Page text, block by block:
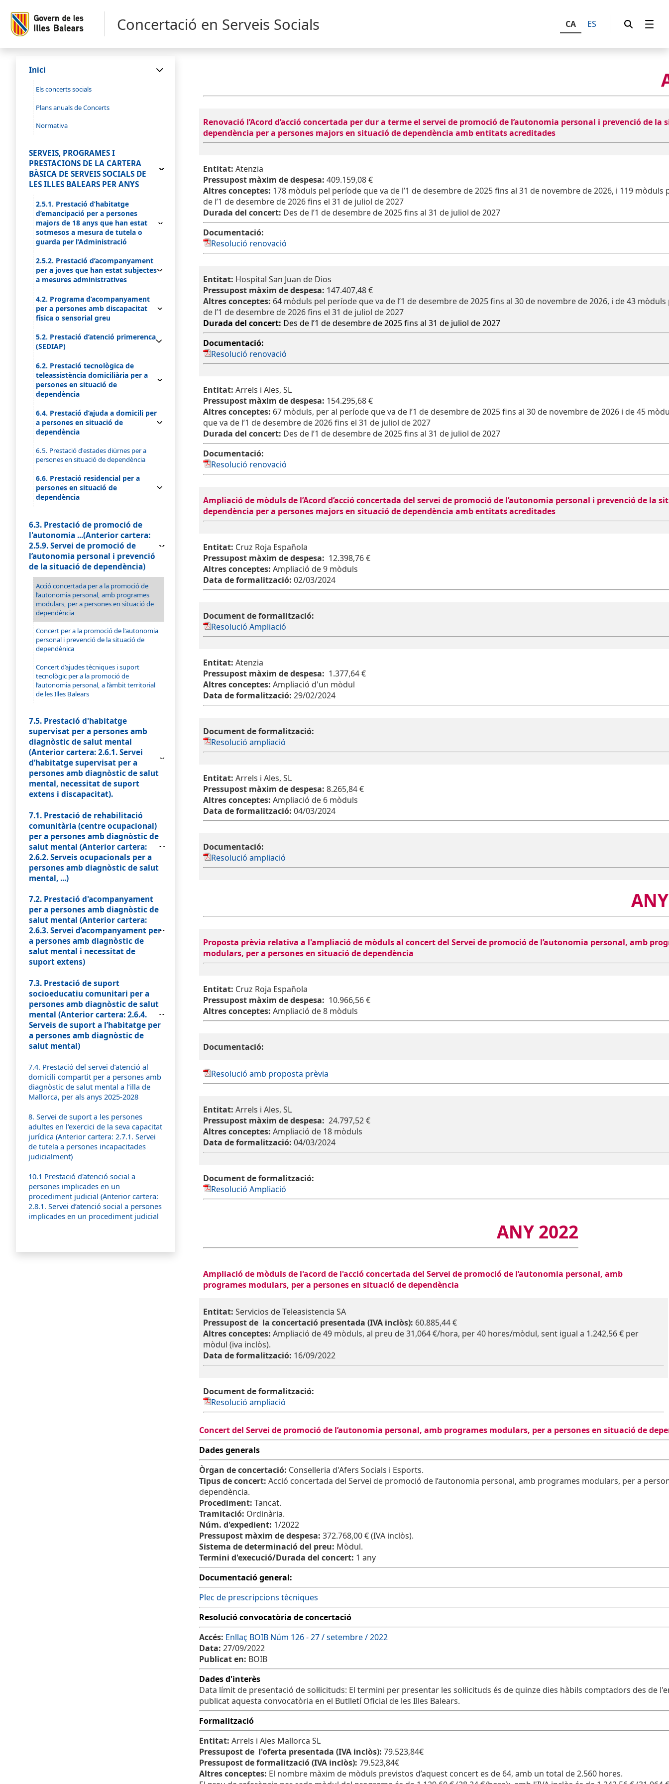
Concertació en Serveis Socials CA ES
Inici
Els concerts socials
Plans anuals de Concerts
Normativa
SERVEIS, PROGRAMES I
PRESTACIONS DE LA CARTERA
BÀSICA DE SERVEIS SOCIALS DE
LES ILLES BALEARS PER ANYS
2.5.1. Prestació d’habitatge
d’emancipació per a persones
majors de 18 anys que han estat
sotmesos a mesura de tutela o
guarda per l’Administració
2.5.2. Prestació d’acompanyament
per a joves que han estat subjectes
a mesures administratives
4.2. Programa d’acompanyament
per a persones amb discapacitat
física o sensorial greu
5.2. Prestació d’atenció primerenca
(SEDIAP)
6.2. Prestació tecnològica de
teleassistència domiciliària per a
persones en situació de
dependència
6.4. Prestació d’ajuda a domicili per
a persones en situació de
dependència
6.5. Prestació d'estades diürnes per a
persones en situació de dependència
6.6. Prestació residencial per a
persones en situació de
dependència
6.3. Prestació de promoció de
l'autonomia ...(Anterior cartera:
2.5.9. Servei de promoció de
l’autonomia personal i prevenció
de la situació de dependència)
Acció concertada per a la promoció de
l’autonomia personal, amb programes
modulars, per a persones en situació de
dependència
Concert per a la promoció de l'autonomia
personal i prevenció de la situació de
dependènica
Concert d’ajudes tècniques i suport
tecnològic per a la promoció de
l’autonomia personal, a l’àmbit territorial
de les Illes Balears
7.5. Prestació d'habitatge
supervisat per a persones amb
diagnòstic de salut mental
(Anterior cartera: 2.6.1. Servei
d’habitatge supervisat per a
persones amb diagnòstic de salut
mental, necessitat de suport
extens i discapacitat).
7.1. Prestació de rehabilitació
comunitària (centre ocupacional)
per a persones amb diagnòstic de
salut mental (Anterior cartera:
2.6.2. Serveis ocupacionals per a
persones amb diagnòstic de salut
mental, ...)
7.2. Prestació d'acompanyament
per a persones amb diagnòstic de
salut mental (Anterior cartera:
2.6.3. Servei d’acompanyament per
a persones amb diagnòstic de
salut mental i necessitat de
suport extens)
7.3. Prestació de suport
socioeducatiu comunitari per a
persones amb diagnòstic de salut
mental (Anterior cartera: 2.6.4.
Serveis de suport a l’habitatge per
a persones amb diagnòstic de
salut mental)
7.4. Prestació del servei d’atenció al
domicili compartit per a persones amb
diagnòstic de salut mental a l’illa de
Mallorca, per als anys 2025-2028
8. Servei de suport a les persones
adultes en l'exercici de la seva capacitat
jurídica (Anterior cartera: 2.7.1. Servei
de tutela a persones incapacitades
judicialment)
10.1 Prestació d'atenció social a
persones implicades en un
procediment judicial (Anterior cartera:
2.8.1. Servei d’atenció social a persones
implicades en un procediment judicial
Renovació l’Acord d’acció concertada per dur a terme el servei de promoció de l’autonomia personal i prevenció de la
dependència per a persones majors en situació de dependència amb entitats acreditades
Entitat: Atenzia
Pressupost màxim de despesa: 409.159,08 €
Altres conceptes: 178 mòduls pel període que va de l’1 de desembre de 2025 fins al 31 de novembre de 2026, i 119 mòduls
de l’1 de desembre de 2026 fins el 31 de juliol de 2027
Durada del concert: Des de l’1 de desembre de 2025 fins al 31 de juliol de 2027
Documentació:
Resolució renovació
Entitat: Hospital San Juan de Dios
Pressupost màxim de despesa: 147.407,48 €
Altres conceptes: 64 mòduls pel període que va de l’1 de desembre de 2025 fins al 30 de novembre de 2026, i de 43
de l’1 de desembre de 2026 fins el 31 de juliol de 2027
Durada del concert: Des de l’1 de desembre de 2025 fins al 31 de juliol de 2027
Documentació:
Resolució renovació
Entitat: Arrels i Ales, SL
Pressupost màxim de despesa: 154.295,68 €
Altres conceptes: 67 mòduls, per al període que va de l’1 de desembre de 2025 fins al 30 de novembre de 2026 i de 45
que va de l’1 de desembre de 2026 fins el 31 de juliol de 2027
Durada del concert: Des de l’1 de desembre de 2025 fins al 31 de juliol de 2027
Documentació:
Resolució renovació
Ampliació de mòduls de l’Acord d’acció concertada del servei de promoció de l’autonomia personal i prevenció de la
dependència per a persones majors en situació de dependència amb entitats acreditades
Entitat: Cruz Roja Española
Pressupost màxim de despesa: 12.398,76 €
Altres conceptes: Ampliació de 9 mòduls
Data de formalització: 02/03/2024
Document de formalització:
Resolució Ampliació
Entitat: Atenzia
Pressupost màxim de despesa: 1.377,64 €
Altres conceptes: Ampliació d'un mòdul
Data de formalització: 29/02/2024
Document de formalització:
Resolució ampliació
Entitat: Arrels i Ales, SL
Pressupost màxim de despesa: 8.265,84 €
Altres conceptes: Ampliació de 6 mòduls
Data de formalització: 04/03/2024
Documentació:
Resolució ampliació
Proposta prèvia relativa a l'ampliació de mòduls al concert del Servei de promoció de l’autonomia personal, amb
modulars, per a persones en situació de dependència
Entitat: Cruz Roja Española
Pressupost màxim de despesa: 10.966,56 €
Altres conceptes: Ampliació de 8 mòduls
Documentació:
Resolució amb proposta prèvia
Entitat: Arrels i Ales, SL
Pressupost màxim de despesa: 24.797,52 €
Altres conceptes: Ampliació de 18 mòduls
Data de formalització: 04/03/2024
Document de formalització:
Resolució Ampliació
ANY 2022
Ampliació de mòduls de l'acord de l'acció concertada del Servei de promoció de l’autonomia personal, amb
programes modulars, per a persones en situació de dependència
Entitat: Servicios de Teleasistencia SA
Pressupost de la concertació presentada (IVA inclòs): 60.885,44 €
Altres conceptes: Ampliació de 49 mòduls, al preu de 31,064 €/hora, per 40 hores/mòdul, sent igual a 1.242,56 € per
mòdul (iva inclòs).
Data de formalització: 16/09/2022
Document de formalització:
Resolució ampliació
Concert del Servei de promoció de l’autonomia personal, amb programes modulars, per a persones en situació de
Dades generals
Òrgan de concertació: Conselleria d'Afers Socials i Esports.
Tipus de concert: Acció concertada del Servei de promoció de l’autonomia personal, amb programes modulars, per a
dependència.
Procediment: Tancat.
Tramitació: Ordinària.
Núm. d'expedient: 1/2022
Pressupost màxim de despesa: 372.768,00 € (IVA inclòs).
Sistema de determinació del preu: Mòdul.
Termini d'execució/Durada del concert: 1 any
Documentació general:
Plec de prescripcions tècniques
Resolució convocatòria de concertació
Accés: Enllaç BOIB Núm 126 - 27 / setembre / 2022
Data: 27/09/2022
Publicat en: BOIB
Dades d'interès
Data límit de presentació de sol·licituds: El termini per presentar les sol·licituds és de quinze dies hàbils comptadors des de
publicat aquesta convocatòria en el Butlletí Oficial de les Illes Balears.
Formalització
Entitat: Arrels i Ales Mallorca SL
Pressupost de l'oferta presentada (IVA inclòs): 79.523,84€
Pressupost de formalització (IVA inclòs): 79.523,84€
Altres conceptes: El nombre màxim de mòduls previstos d’aquest concert es de 64, amb un total de 2.560 hores.